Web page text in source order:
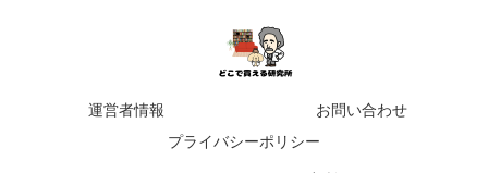
運営者情報
お問い合わせ
プライバシーポリシー